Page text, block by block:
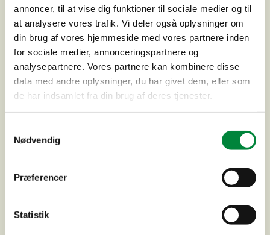
annoncer, til at vise dig funktioner til sociale medier og til
at analysere vores trafik. Vi deler også oplysninger om
din brug af vores hjemmeside med vores partnere inden
for sociale medier, annonceringspartnere og
analysepartnere. Vores partnere kan kombinere disse
data med andre oplysninger, du har givet dem, eller som
de har indsamlet fra din brug af deres tjenester.
Nødvendig
Præferencer
Statistik
Ammendrup Park, Agergårdsvej nr. 5